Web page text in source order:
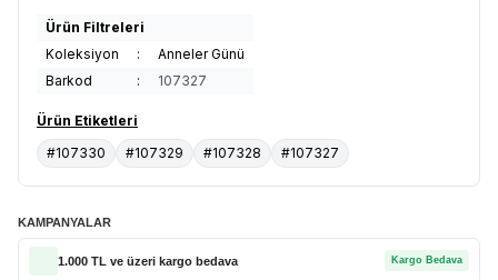
Ürün Filtreleri
Koleksiyon
:
Anneler Günü
Barkod
: 107327
Ürün Etiketleri
#107330
#107329 #107328 #107327
KAMPANYALAR
1.000 TL ve üzeri kargo bedava Kargo Bedava